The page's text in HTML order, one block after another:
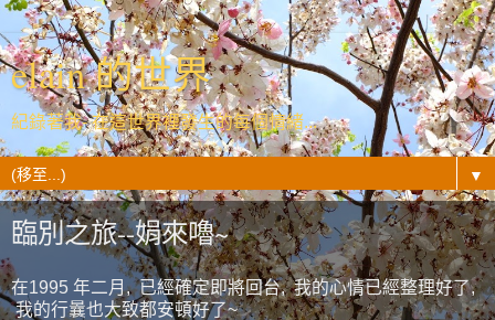
elain 的世界
紀錄著我- 在這世界裡發生的每個情緒...
▼
臨別之旅--娟來嚕~
在1995 年二月, 已經確定即將回台, 我的心情已經整理好了,
我的行曩也大致都安頓好了~